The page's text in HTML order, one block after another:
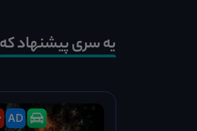
یه سری پیشنهاد
AD